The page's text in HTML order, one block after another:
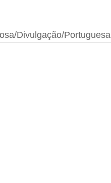
Divulgação/Portuguesa